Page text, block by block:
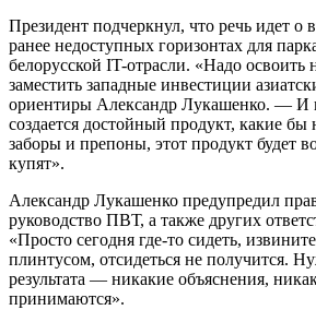
Президент подчеркнул, что речь идет о
ранее недоступных горизонтах для
белорусской IT-отрасли. «Надо
заместить западные инвестиции
ориентиры Александр Лукашенко. — И
создается достойный продукт, какие
заборы и препоны, этот продукт будет
купят».
Александр Лукашенко предупредил
руководство ПВТ, а также других
«Просто сегодня где-то сидеть,
плинтусом, отсидеться не получится.
результата — никакие объяснения,
принимаются».